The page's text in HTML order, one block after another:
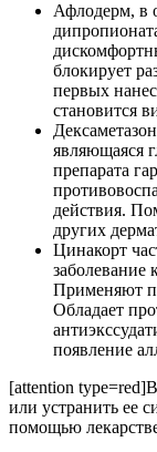
Афлодерм, в
блокирует
первых
становится
являющаяся
препарата
действия.
других
Цинакорт
заболевание
Применяют
Обладает
появление
[attention
или устранить ее
помощью